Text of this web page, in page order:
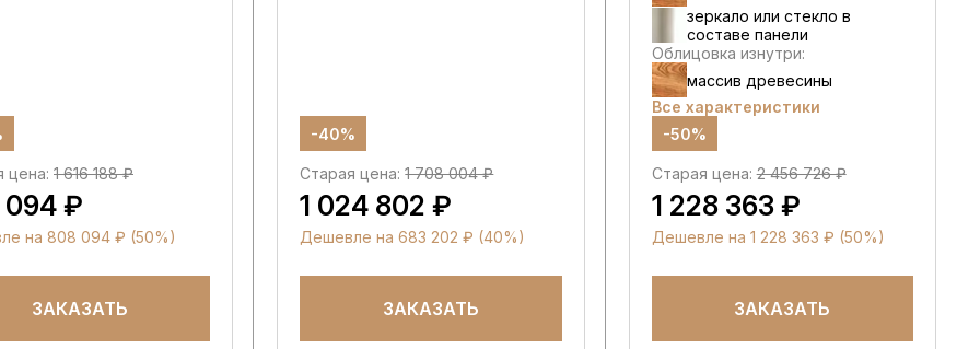
цена: 1 616 188 ₽
094 ₽
на 808 094 ₽ (50%)
ЗАКАЗАТЬ
-40%
Старая цена:1 708 004 ₽
1 024 802 ₽
Дешевле на 683 202 ₽ (40%)
ЗАКАЗАТЬ
зеркало или стекло в
составе панели
Облицовка изнутри:
массив древесины
Все характеристики
-50%
Старая цена:2 456 726 ₽
1 228 363 ₽
Дешевле на 1 228 363 ₽ (50%)
ЗАКАЗАТЬ